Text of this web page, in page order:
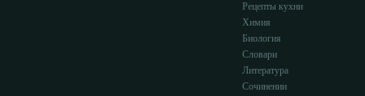
Рецепты кухни
Химия
Биология
Словари
Литература
Сочинении